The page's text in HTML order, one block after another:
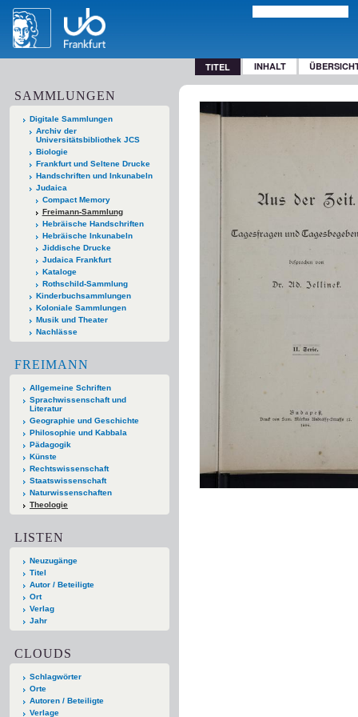
TITEL INHALT
SAMMLUNGEN
Digitale Sammlungen
Archiv der
Universitätsbibliothek JCS
Biologie
Frankfurt und Seltene Drucke
Handschriften und Inkunabeln
Judaica
Compact Memory
Freimann-Sammlung
Hebräische Handschriften
Hebräische Inkunabeln
Jiddische Drucke
Judaica Frankfurt
Kataloge
Rothschild-Sammlung
Kinderbuchsammlungen
Koloniale Sammlungen
Musik und Theater
Nachlässe
FREIMANN
Allgemeine Schriften
Sprachwissenschaft und
Literatur
Geographie und Geschichte
Philosophie und Kabbala
Pädagogik
Künste
Rechtswissenschaft
Staatswissenschaft
Naturwissenschaften
Theologie
LISTEN
Neuzugänge
Titel
Autor / Beteiligte
Ort
Verlag
Jahr
CLOUDS
Schlagwörter
Orte
Autoren / Beteiligte
Verlage